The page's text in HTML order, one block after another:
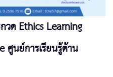
วด Ethics Learning
ศูนย์การเรียนรู้ด้าน